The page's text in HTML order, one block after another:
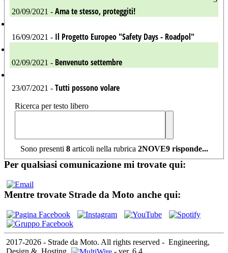
20/09/2021 - Ama te stesso, proteggiti!
16/09/2021 - Il Progetto Europeo "Safety Days - Roadpol"
02/09/2021 - Benvenuto settembre
23/07/2021 - Tutti possono volare
Ricerca per testo libero
Sono presenti 8articoli nella rubrica 2NOVE9 risponde...
Per qualsiasi comunicazione mi trovate qui:
Mentre trovate Strade da Moto anche qui:
2017-2026 - Strade da Moto. All rights reserved - Engineering,
Design & Hosting - ver. 6.4